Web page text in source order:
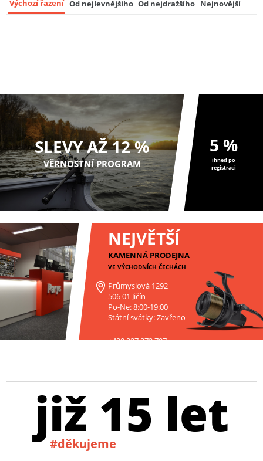
8
Duty Water Carrier 10 l
Výchozí řazení Od nejlevnějšího Od nejdražšího Nejnovější
SLEVY AŽ 12 %
VĚRNOSTNÍ PROGRAM
5 %
ihned po
registraci
NEJVĚTŠÍ
KAMENNÁ PRODEJNA
VE VÝCHODNÍCH ČECHÁCH
Průmyslová 1292
506 01 Jičín
Po-Ne: 8:00-19:00
Státní svátky: Zavřeno
+420 227 272 797
již 15 let
#děkujeme